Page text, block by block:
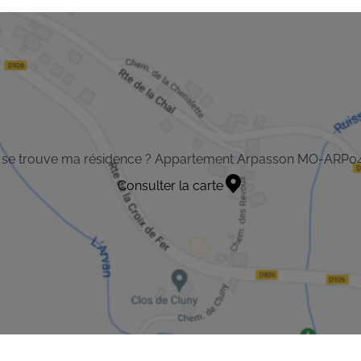
trouve ma résidence ? Appartement Arpasson MO-
Consulter la carte